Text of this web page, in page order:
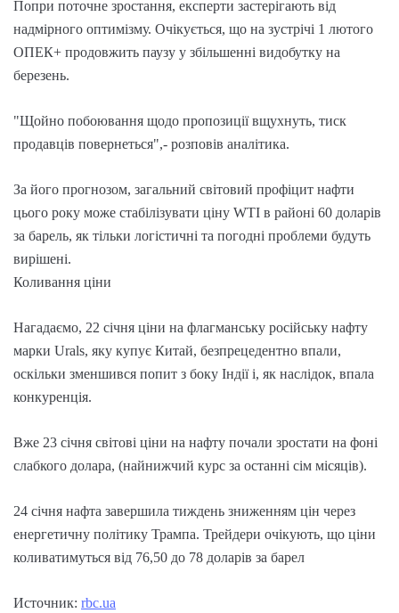
Попри поточне зростання, експерти застерігають від
надмірного оптимізму. Очікується, що на зустрічі 1 лютого
ОПЕК+ продовжить паузу у збільшенні видобутку на
березень.
"Щойно побоювання щодо пропозиції вщухнуть, тиск
продавців повернеться",- розповів аналітика.
За його прогнозом, загальний світовий профіцит нафти
цього року може стабілізувати ціну WTI в районі 60 доларів
за барель, як тільки логістичні та погодні проблеми будуть
вирішені.
Коливання ціни
Нагадаємо, 22 січня ціни на флагманську російську нафту
марки Urals, яку купує Китай, безпрецедентно впали,
оскільки зменшився попит з боку Індії і, як наслідок, впала
конкуренція.
Вже 23 січня світові ціни на нафту почали зростати на фоні
слабкого долара, (найнижчий курс за останні сім місяців).
24 січня нафта завершила тиждень зниженням цін через
енергетичну політику Трампа. Трейдери очікують, що ціни
коливатимуться від 76,50 до 78 доларів за барел
Источник: rbc.ua